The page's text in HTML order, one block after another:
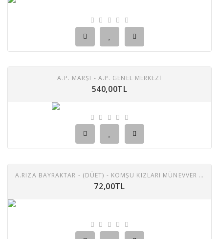
A.P. MARŞI - A.P. GENEL MERKEZI
540,00TL
A.RIZA BAYRAKTAR - (DÜET) - KOMŞU KIZLARI MÜNEVVER / ANADOLU HACIAĞASI
72,00TL